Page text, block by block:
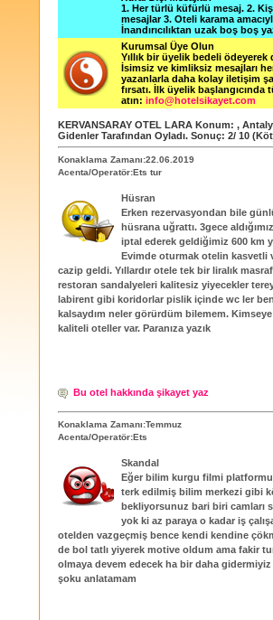
1. Her türlü küfürlü mesaj. 2.
mesajlar 3. Oteli karama
İnandırıcılıktan uzak boş boş
Kurumsal Üye Olun
Yıllık bir üyelik bedeli ödeyerek
İsimsiz ve kimliksiz mesajları
yazanlarla daha kolay iletişim
fırsatı. İlk üyelik başlangıcında
atın: info@hotelsikayet.com
KERVANSARAY OTEL LARA Konum: ,
Gidenler Tarafından Oyladı. Sonuç: 2/ 10
Konaklama Zamanı:22.06.2019
Acenta/Operatör:Ets tur
Hüsran
Erken rezervasyondan bile
hüsrana uğrattı. 3gece
iptal ederek geldiğimiz 600 km
Evimde oturmak otelin kasvetli
cazip geldi. Yıllardır otele tek bir liralık
restoran sandalyeleri kalitesiz yiyecekler
labirent gibi koridorlar pislik içinde wc ler
kalsaydım neler görürdüm bilemem.
kaliteli oteller var. Paranıza yazık
Bu otel hakkında şikayet yaz
Konaklama Zamanı:Temmuz
Acenta/Operatör:Ets
Skandal
Eğer bilim kurgu filmi
terk edilmiş bilim merkezi gibi
bekliyorsunuz bari biri camları
yok ki az paraya o kadar iş
otelden vazgeçmiş bence kendi kendine
de bol tatlı yiyerek motive oldum ama fakir
olmaya devem edecek ha bir daha gidermiyiz
şoku anlatamam